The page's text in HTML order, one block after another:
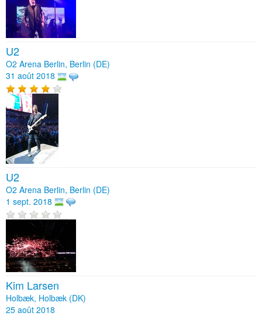
U2
O2 Arena Berlin, Berlin (DE)
31 août 2018
U2
O2 Arena Berlin, Berlin (DE)
1 sept. 2018
Kim Larsen
Holbæk, Holbæk (DK)
25 août 2018